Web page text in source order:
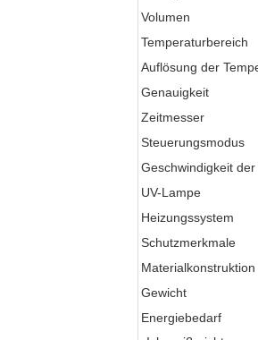
Volumen
Temperaturbereich
Auflösung der
Genauigkeit
Zeitmesser
Steuerungsmodus
Geschwindigkeit
UV-Lampe
Heizungssystem
Schutzmerkmale
Materialkonstruktion
Gewicht
Energiebedarf